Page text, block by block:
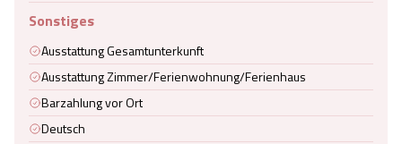
Sonstiges
Ausstattung Gesamtunterkunft
Ausstattung Zimmer/Ferienwohnung/Ferienhaus
Barzahlung vor Ort
Deutsch